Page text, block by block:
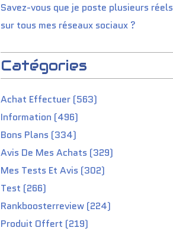
Savez-vous que je poste plusieurs réels
sur tous mes réseaux sociaux ?
Catégories
Achat Effectuer (563)
Information (496)
Bons Plans (334)
Avis De Mes Achats (329)
Mes Tests Et Avis (302)
Test (266)
Rankboosterreview (224)
Produit Offert (219)